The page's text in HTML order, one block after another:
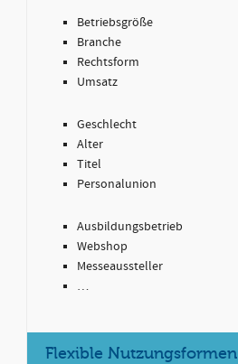
Betriebsgröße
Branche
Rechtsform
Umsatz
Geschlecht
Alter
Titel
Personalunion
Ausbildungsbetrieb
Webshop
Messeaussteller
…
Flexible Nutzungsformen